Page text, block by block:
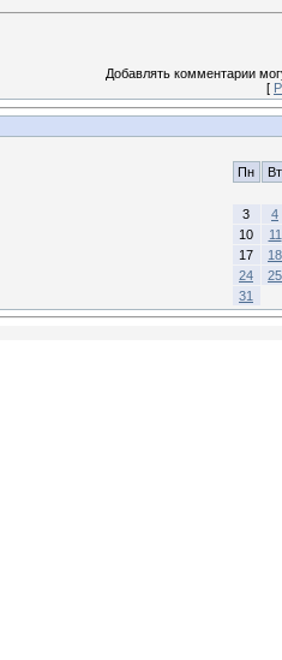
Добавлять комментарии
[
Пн Вт
3
4
10
11
17
18
24
25
31